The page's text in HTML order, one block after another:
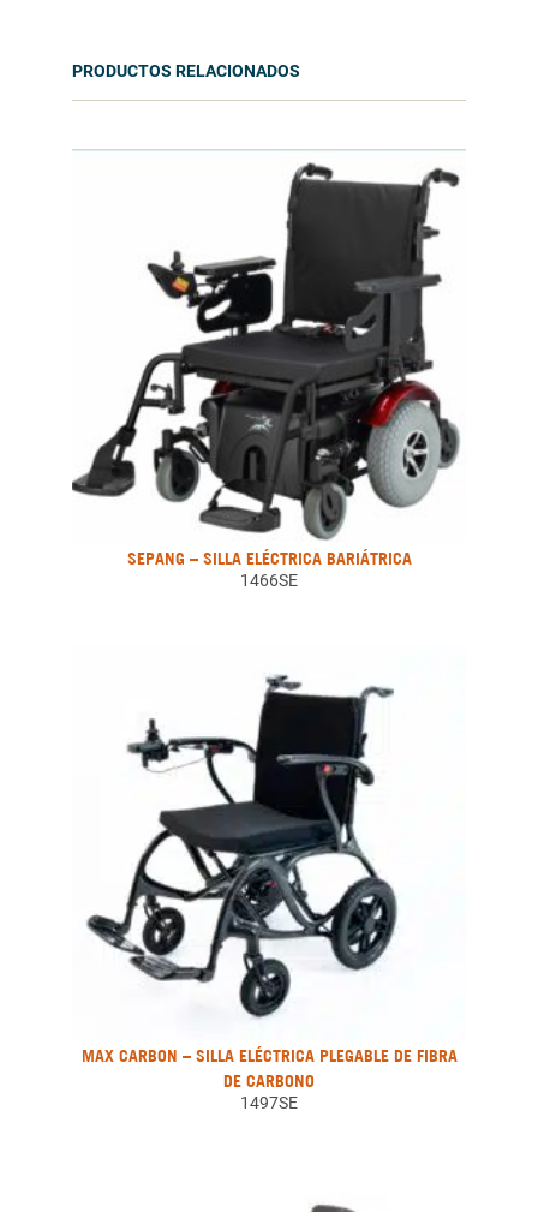
PRODUCTOS RELACIONADOS
SEPANG – SILLA ELÉCTRICA BARIÁTRICA
1466SE
MAX CARBON – SILLA ELÉCTRICA PLEGABLE DE FIBRA
DE CARBONO
1497SE